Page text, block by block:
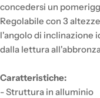
concedersi un
Regolabile con 3
l'angolo di inclinazione
dalla lettura
Caratteristiche:
- Struttura in alluminio